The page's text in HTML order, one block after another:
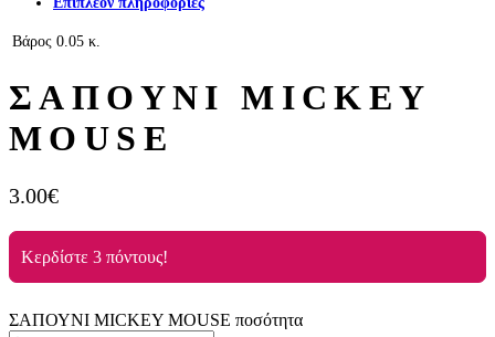
Βάρος 0.05 κ.
ΣΑΠΟΥΝΙ MICKEY
MOUSE
3.00€
Κερδίστε 3 πόντους!
ΣΑΠΟΥΝΙ MICKEY MOUSE ποσότητα